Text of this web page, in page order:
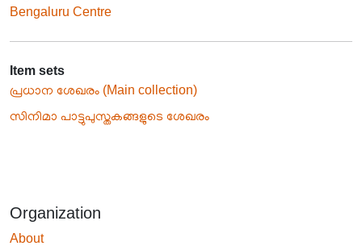
Bengaluru Centre
Item sets
പ്രധാന ശേഖരം (Main collection)
സിനിമാ പാട്ടുപുസ്തകങ്ങളുടെ ശേഖരം
Organization
About